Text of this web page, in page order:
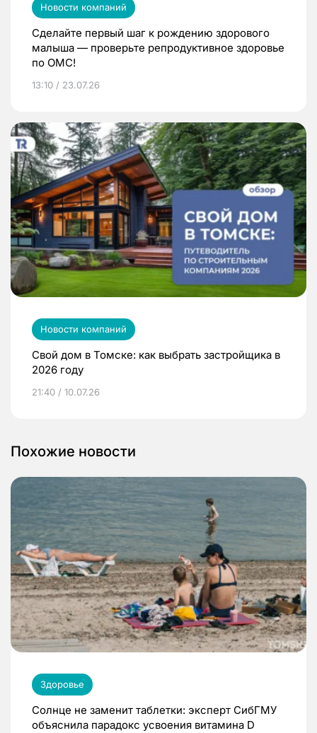
Новости компаний
Сделайте первый шаг к рождению здорового
малыша — проверьте репродуктивное здоровье
по ОМС!
13:10 / 23.07.26
Новости компаний
Свой дом в Томске: как выбрать застройщика в
2026 году
21:40 / 10.07.26
Похожие новости
Здоровье
Солнце не заменит таблетки: эксперт СибГМУ
объяснила парадокс усвоения витамина D